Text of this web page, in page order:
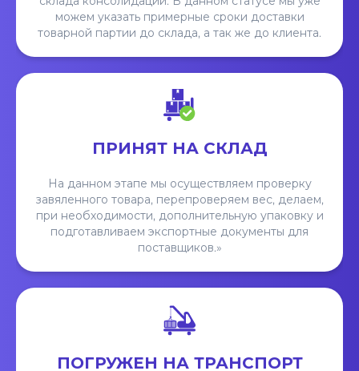
можем указать примерные сроки доставки
товарной партии до склада, а так же до клиента.
ПРИНЯТ НА СКЛАД
На данном этапе мы осуществляем проверку
завяленного товара, перепроверяем вес, делаем,
при необходимости, дополнительную упаковку и
подготавливаем экспортные документы для
поставщиков.»
ПОГРУЖЕН НА ТРАНСПОРТ